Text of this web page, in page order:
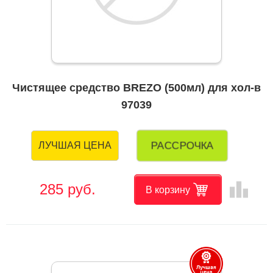
Чистящее средство BREZO (500мл) для хол-в
97039
ЛУЧШАЯ ЦЕНА РАССРОЧКА
285 руб. В корзину leaderboard